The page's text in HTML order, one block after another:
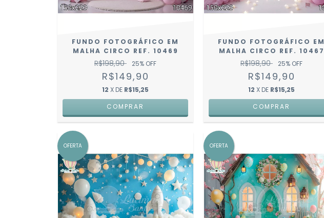
FUNDO FOTOGRÁFICO EM
MALHA CIRCO REF. 10469
R$198,90 25% OFF
R$149,90
12 X DE R$15,25
COMPRAR
FUNDO FOTOGRÁFICO EM
MALHA CIRCO REF. 10467
R$198,90 25% OFF
R$149,90
12 X DE R$15,25
COMPRAR
OFERTA OFERTA